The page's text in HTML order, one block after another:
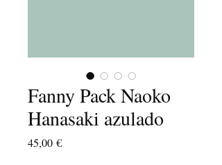
Fanny Pack Naoko
Hanasaki azulado
45,00 €Precio